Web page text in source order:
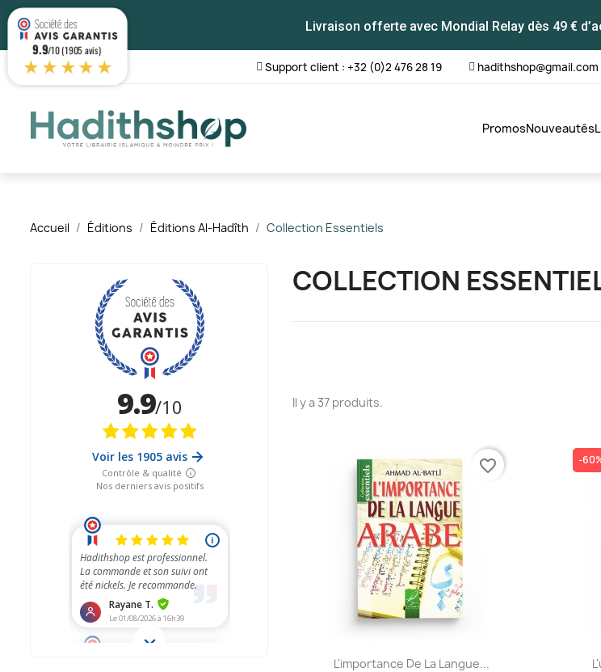
Livraison offerte avec Mondial Relay dès 49 €
Support client : +32 (0)2 476 28 19 hadithshop@gmail.com
PromosNouveautés
Accueil Éditions Éditions Al-Hadîth Collection Essentiels
COLLECTION
Il y a 37 produits.
Aperçu rapide
L'importance De La Langue...
favorite_border -
9.9/10 (1905 avis)
★★★★★